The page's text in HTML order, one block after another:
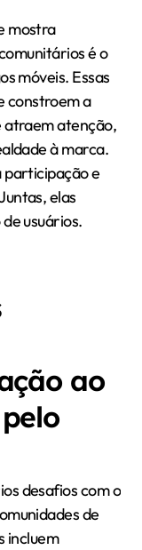
mostra
é o
móveis. Essas
constroem a
atraem atenção,
à marca.
participação e
elas
usuários.
ao
desafios com o
de
incluem